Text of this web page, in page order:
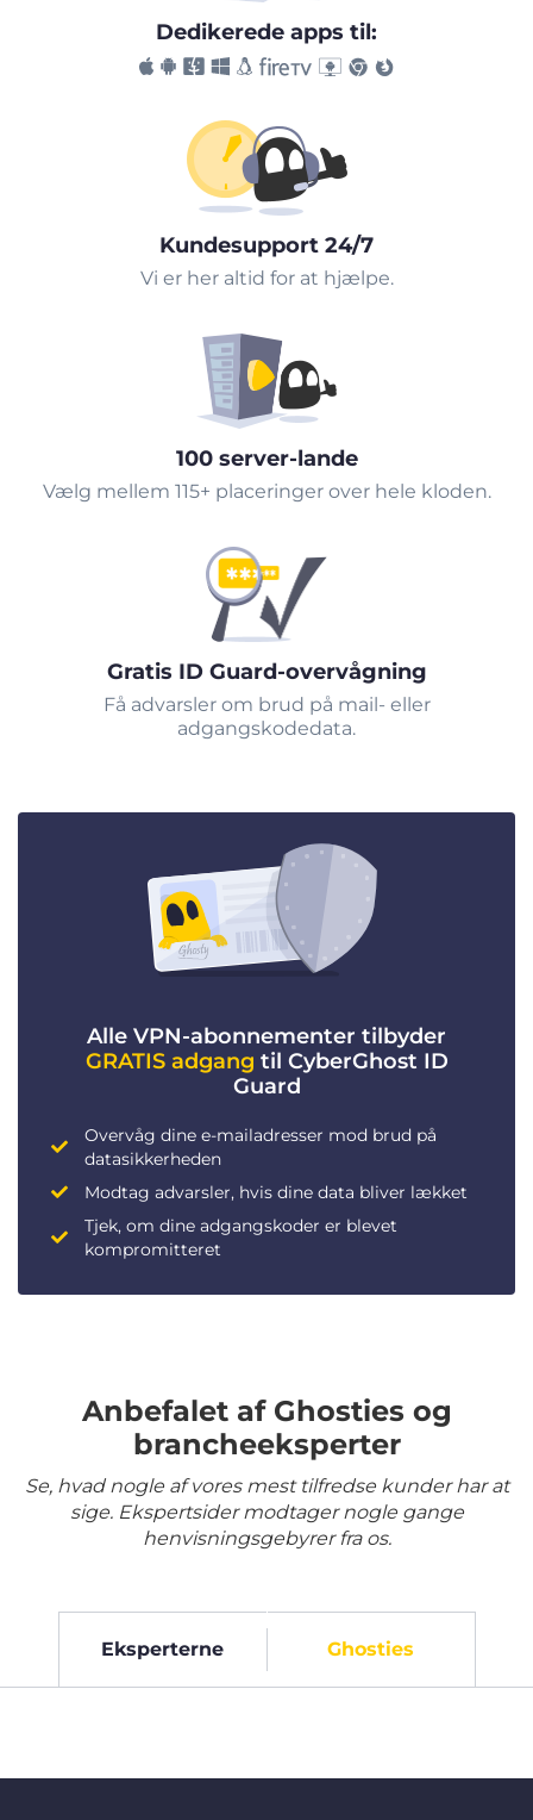
Dedikerede apps til:
Kundesupport 24/7
Vi er her altid for at hjælpe.
100 server-lande
Vælg mellem 115+ placeringer over hele kloden.
Gratis ID Guard-overvågning
Få advarsler om brud på mail- eller
adgangskodedata.
Alle VPN-abonnementer tilbyder
GRATIS adgang til CyberGhost ID
Guard
Overvåg dine e-mailadresser mod brud på
datasikkerheden
Modtag advarsler, hvis dine data bliver lækket
Tjek, om dine adgangskoder er blevet
kompromitteret
Anbefalet af Ghosties og
brancheeksperter
Se, hvad nogle af vores mest tilfredse kunder har at
sige. Ekspertsider modtager nogle gange
henvisningsgebyrer fra os.
Eksperterne Ghosties